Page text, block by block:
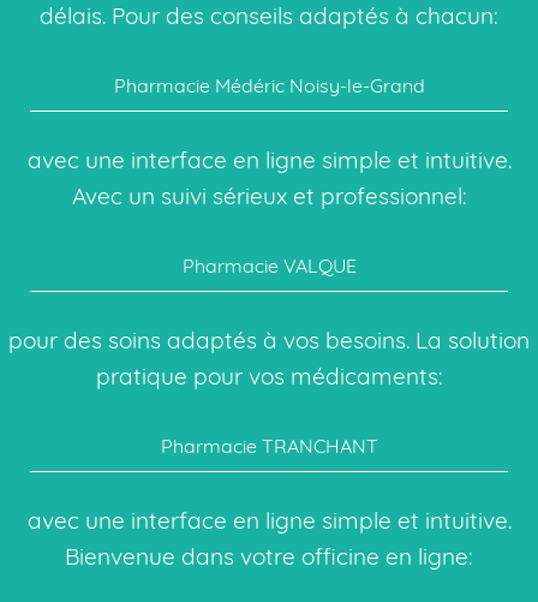
délais. Pour des conseils adaptés à chacun:
Pharmacie Médéric Noisy-le-Grand
avec une interface en ligne simple et intuitive.
Avec un suivi sérieux et professionnel:
Pharmacie VALQUE
pour des soins adaptés à vos besoins. La solution
pratique pour vos médicaments:
Pharmacie TRANCHANT
avec une interface en ligne simple et intuitive.
Bienvenue dans votre officine en ligne: